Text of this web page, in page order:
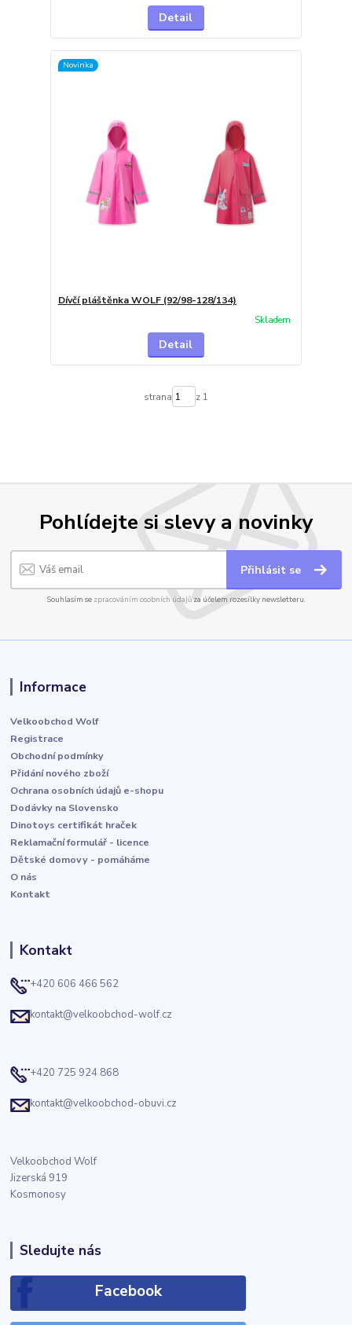
Detail
Novinka
Dívčí pláštěnka WOLF (92/98-128/134)
Skladem
Detail
strana z 1
Pohlídejte si slevy a novinky
Přihlásit se
Souhlasím se zpracováním osobních údajůza účelem rozesílky newsletteru.
Informace
Velkoobchod Wolf
Registrace
Obchodní podmínky
Přidání nového zboží
Ochrana osobních údajů e-shopu
Dodávky na Slovensko
Dinotoys certifikát hraček
Reklamační formulář - licence
Dětské domovy - pomáháme
O nás
Kontakt
Kontakt
+420 606 466 562
kontakt@velkoobchod-wolf.cz
+420 725 924 868
kontakt@velkoobchod-obuvi.cz
Velkoobchod Wolf
Jizerská 919
Kosmonosy
Sledujte nás
Facebook